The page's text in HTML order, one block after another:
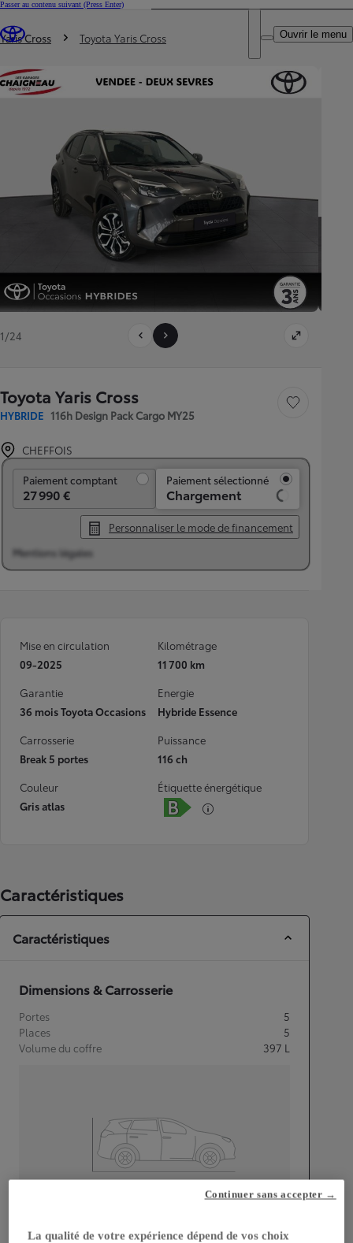
Passer au contenu suivant (Press Enter)
Trouvez un partenaire Toyota
DEALER NAME
Ouvrir le menu
Vous êtes ici
Yaris Cross Toyota Yaris Cross
1/24
Toyota Yaris Cross
HYBRIDE 116h Design Pack Cargo MY25
Sauvegarder le
CHEFFOIS
Paiement comptant
27 990 €
Paiement sélectionné
361 € /mois
Personnaliser le mode de financement
Mentions légales
Mise en circulation
09-2025
Kilométrage
11 700 km
Garantie
36 mois Toyota Occasions
Energie
Hybride Essence
Carrosserie
Break 5 portes
Puissance
116 ch
Couleur
Gris atlas
Étiquette énergétique
Caractéristiques
Caractéristiques
Dimensions & Carrosserie
Portes
5
Places
5
Volume du coffre
397 L
La qualité de votre expérience dépend de vos choix
Continuer sans accepter →